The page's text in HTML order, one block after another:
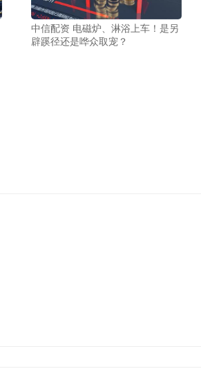
中信配资 电磁炉、淋浴上车！是另
辟蹊径还是哗众取宠？